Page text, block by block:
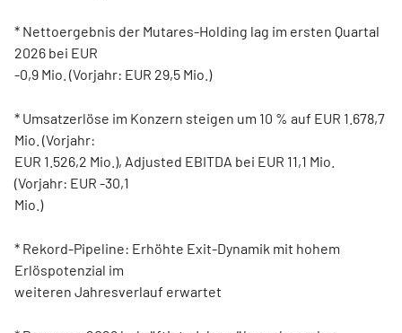
* Nettoergebnis der Mutares-Holding lag im ersten Quartal
2026 bei EUR
-0,9 Mio. (Vorjahr: EUR 29,5 Mio.)
* Umsatzerlöse im Konzern steigen um 10 % auf EUR 1.678,7
Mio. (Vorjahr:
EUR 1.526,2 Mio.), Adjusted EBITDA bei EUR 11,1 Mio.
(Vorjahr: EUR -30,1
Mio.)
* Rekord-Pipeline: Erhöhte Exit-Dynamik mit hohem
Erlöspotenzial im
weiteren Jahresverlauf erwartet